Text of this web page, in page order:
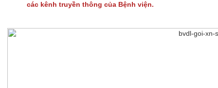
các kênh truyền thông của Bệnh viện.